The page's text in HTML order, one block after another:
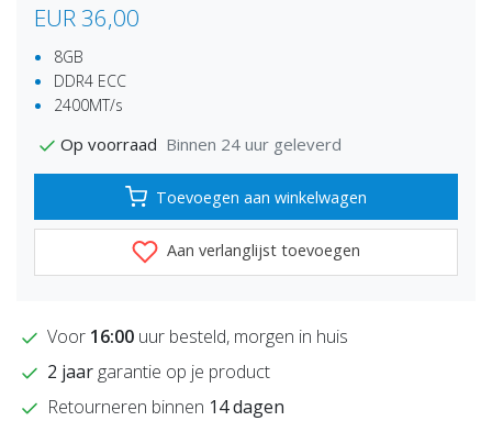
EUR 36,00
8GB
DDR4 ECC
2400MT/s
Op voorraad Binnen 24 uur geleverd
Toevoegen aan winkelwagen
Aan verlanglijst toevoegen
Voor 16:00 uur besteld, morgen in huis
2 jaargarantie op je product
Retourneren binnen 14 dagen